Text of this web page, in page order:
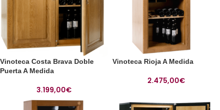
Vinoteca Costa Brava Doble
Puerta A Medida
3.199,00€
Vinoteca Rioja A Medida
2.475,00€